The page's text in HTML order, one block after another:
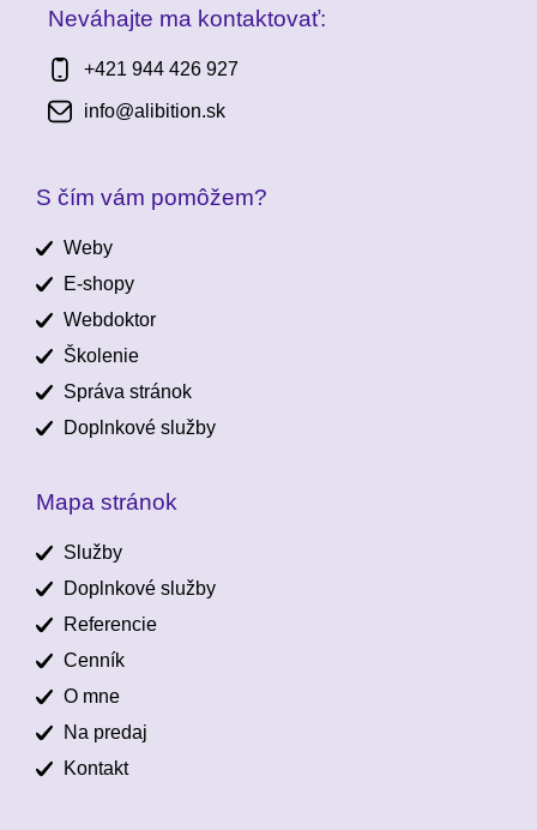
Neváhajte ma kontaktovať:
+421 944 426 927
info@alibition.sk
S čím vám pomôžem?
Weby
E-shopy
Webdoktor
Školenie
Správa stránok
Doplnkové služby
Mapa stránok
Služby
Doplnkové služby
Referencie
Cenník
O mne
Na predaj
Kontakt